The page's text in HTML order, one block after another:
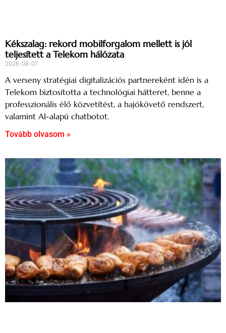
Kékszalag: rekord mobilforgalom mellett is jól
teljesített a Telekom hálózata
2026-08-07
A verseny stratégiai digitalizációs partnereként idén is a
Telekom biztosította a technológiai hátteret, benne a
professzionális élő közvetítést, a hajókövető rendszert,
valamint AI-alapú chatbotot.
Tovább olvasom »